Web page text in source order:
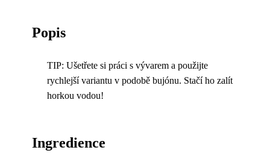
Popis
TIP: Ušetřete si práci s vývarem a použijte
rychlejší variantu v podobě bujónu. Stačí ho zalít
horkou vodou!
Ingredience